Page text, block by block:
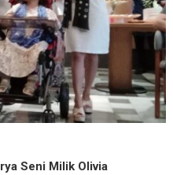
Seni Milik Olivia